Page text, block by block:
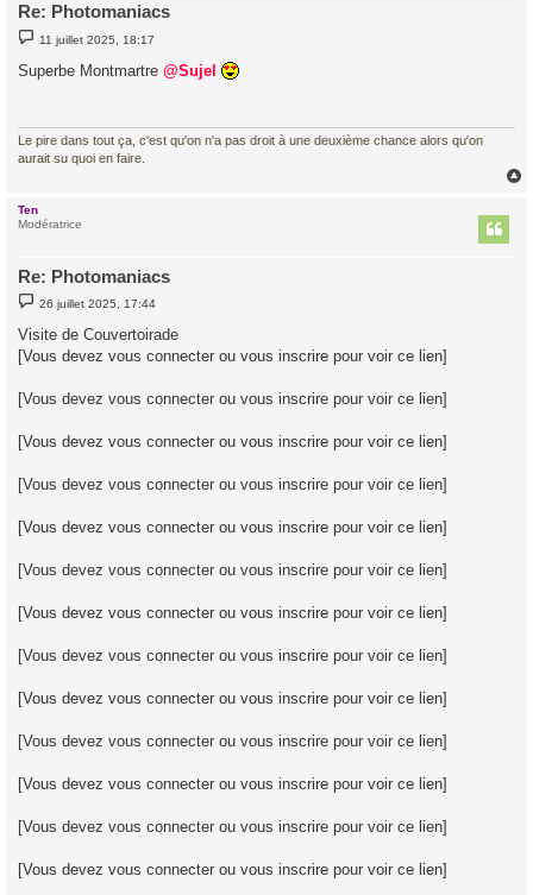
Re: Photomaniacs
M
e
s
11 juillet 2025, 18:17
Superbe Montmartre @Sujel
Le pire dans tout ça, c'est qu'on n'a pas droit à une deuxième chance alors qu'on
aurait su quoi en faire.
Ten
Modératrice
Re: Photomaniacs
M
e
s
s
a
26 juillet 2025, 17:44
Visite de Couvertoirade
[Vous devez vous connecter ou vous inscrire pour voir ce lien]
[Vous devez vous connecter ou vous inscrire pour voir ce lien]
[Vous devez vous connecter ou vous inscrire pour voir ce lien]
[Vous devez vous connecter ou vous inscrire pour voir ce lien]
[Vous devez vous connecter ou vous inscrire pour voir ce lien]
[Vous devez vous connecter ou vous inscrire pour voir ce lien]
[Vous devez vous connecter ou vous inscrire pour voir ce lien]
[Vous devez vous connecter ou vous inscrire pour voir ce lien]
[Vous devez vous connecter ou vous inscrire pour voir ce lien]
[Vous devez vous connecter ou vous inscrire pour voir ce lien]
[Vous devez vous connecter ou vous inscrire pour voir ce lien]
[Vous devez vous connecter ou vous inscrire pour voir ce lien]
[Vous devez vous connecter ou vous inscrire pour voir ce lien]